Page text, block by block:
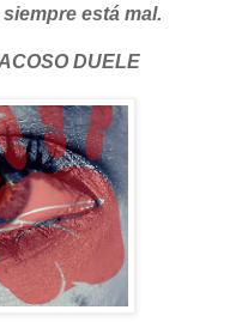
está mal.
DUELE